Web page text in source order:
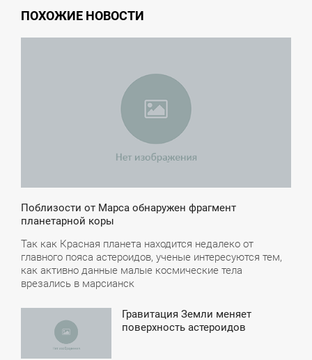
ПОХОЖИЕ НОВОСТИ
Поблизости от Марса обнаружен фрагмент
планетарной коры
Так как Красная планета находится недалеко от
главного пояса астероидов, ученые интересуются тем,
как активно данные малые космические тела
врезались в марсианск
Гравитация Земли меняет
поверхность астероидов